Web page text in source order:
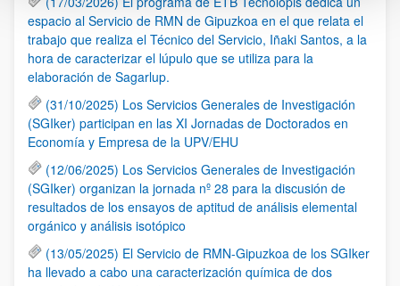
espacio al Servicio de RMN de Gipuzkoa en el que relata el
trabajo que realiza el Técnico del Servicio, Iñaki Santos, a la
hora de caracterizar el lúpulo que se utiliza para la
elaboración de Sagarlup.
(31/10/2025) Los Servicios Generales de Investigación
(SGIker) participan en las XI Jornadas de Doctorados en
Economía y Empresa de la UPV/EHU
(12/06/2025) Los Servicios Generales de Investigación
(SGIker) organizan la jornada nº 28 para la discusión de
resultados de los ensayos de aptitud de análisis elemental
orgánico y análisis isotópico
(13/05/2025) El Servicio de RMN-Gipuzkoa de los SGIker
ha llevado a cabo una caracterización química de dos